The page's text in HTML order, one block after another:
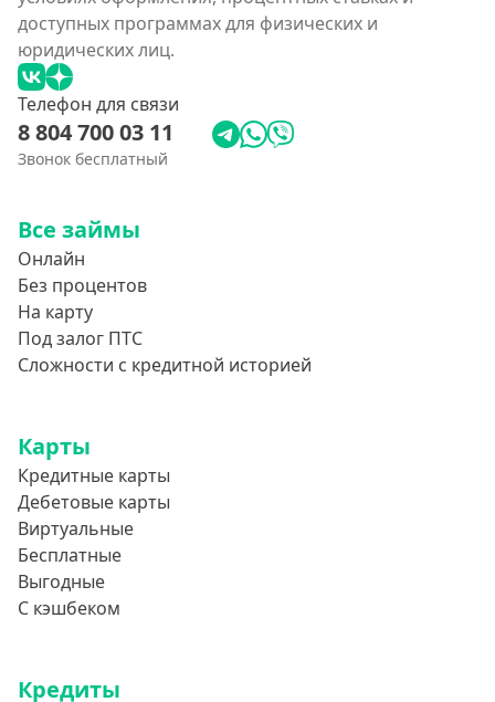
доступных программах для физических и
юридических лиц.
Телефон для связи
8 804 700 03 11
Звонок бесплатный
Все займы
Онлайн
Без процентов
На карту
Под залог ПТС
Сложности с кредитной историей
Карты
Кредитные карты
Дебетовые карты
Виртуальные
Бесплатные
Выгодные
С кэшбеком
Кредиты